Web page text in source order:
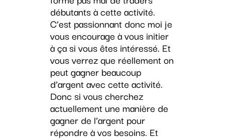
débutants à cette activité.
C’est passionnant donc moi je
vous encourage à vous initier
à ça si vous êtes intéressé. Et
vous verrez que réellement on
peut gagner beaucoup
d’argent avec cette activité.
Donc si vous cherchez
actuellement une manière de
gagner de l’argent pour
répondre à vos besoins. Et